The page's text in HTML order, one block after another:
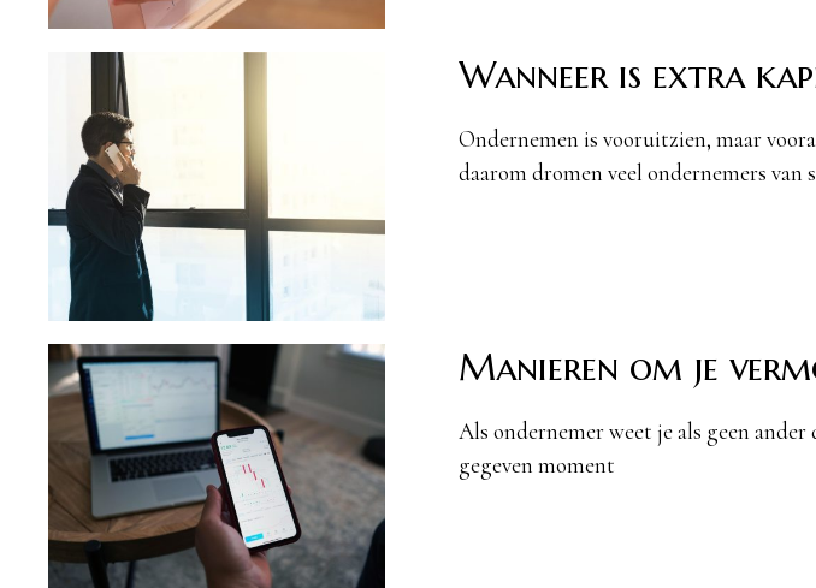
Wanneer is extra
Ondernemen is vooruitzien, maar
daarom dromen veel ondernemers van
Manieren om je
Als ondernemer weet je als geen
gegeven moment